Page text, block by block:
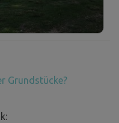
Grundstücke?